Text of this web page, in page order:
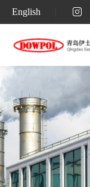
青
岛
伊
士
特
国
际
贸
English